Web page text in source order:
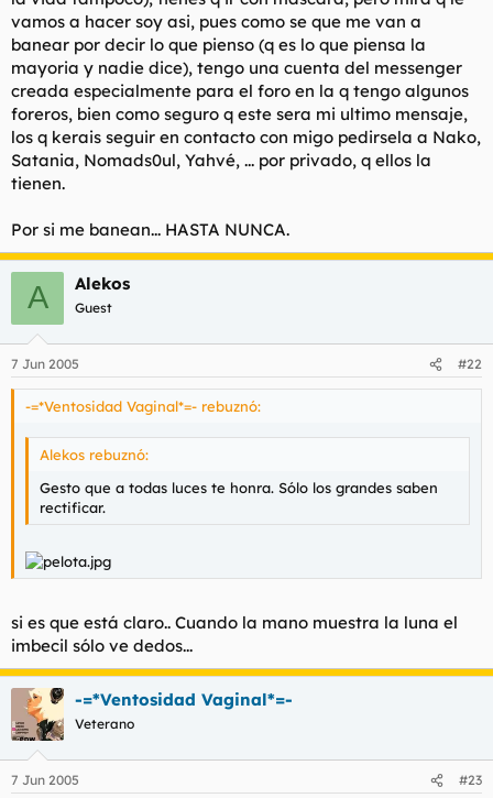
vamos a hacer soy asi, pues como se que me van a
banear por decir lo que pienso (q es lo que piensa la
mayoria y nadie dice), tengo una cuenta del messenger
creada especialmente para el foro en la q tengo algunos
foreros, bien como seguro q este sera mi ultimo mensaje,
los q kerais seguir en contacto con migo pedirsela a Nako,
Satania, Nomads0ul, Yahvé, ... por privado, q ellos la
tienen.
Por si me banean... HASTA NUNCA.
A Alekos
Guest
7 Jun 2005 #22
-=*Ventosidad Vaginal*=- rebuznó:
Alekos rebuznó:
Gesto que a todas luces te honra. Sólo los grandes saben
rectificar.
si es que está claro.. Cuando la mano muestra la luna el
imbecil sólo ve dedos...
-=*Ventosidad Vaginal*=-
Veterano
7 Jun 2005 #23